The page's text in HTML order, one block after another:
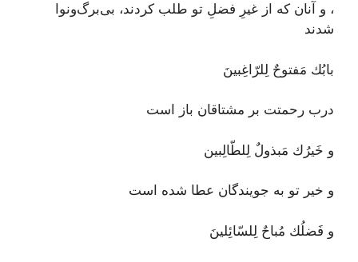
، و آنان که از غیرِ فضلِ تو طلب کردند، بی‌برگ‌و‌نوا
شدند
بابُك مَفتوحٌ لِلرّاغِبينَ
درب رحمتت بر مشتاقان باز است
و خَيرُك مَبذولٌ لِلطّالِبين
و خیر تو به جویندگان عطا شده است
و فَضلُك مُباحٌ لِلسّائِلينَ